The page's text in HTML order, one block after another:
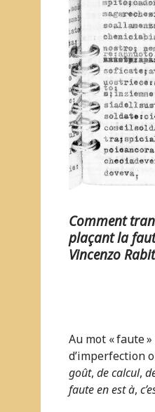
Comment
plaçant la
Vincenzo
Au mot « faute
d’imperfection
goût, de calcul,
faute en est à,